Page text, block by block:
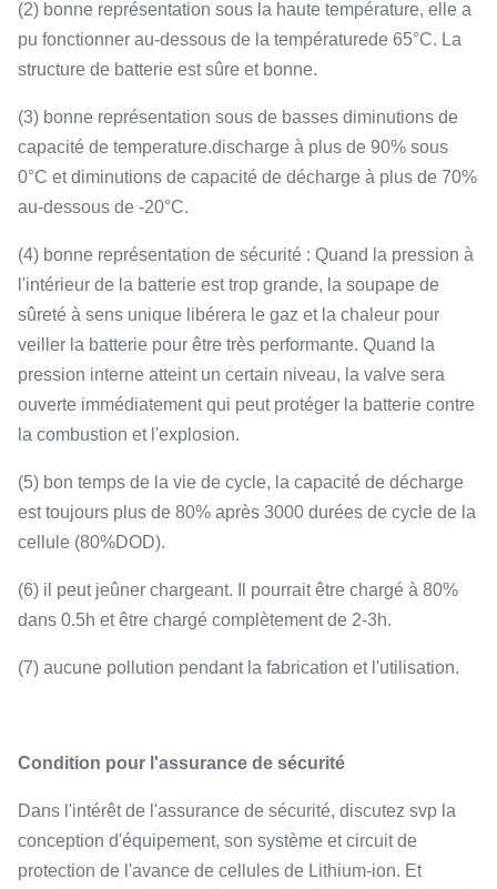
(2) bonne représentation sous la haute température, elle a
pu fonctionner au-dessous de la températurede 65°C. La
structure de batterie est sûre et bonne.
(3) bonne représentation sous de basses diminutions de
capacité de temperature.discharge à plus de 90% sous
0°C etdiminutions de capacité de décharge à plus de 70%
au-dessous de -20°C.
(4) bonne représentation de sécurité : Quand la pression à
l'intérieur de la batterie est trop grande, la soupape de
sûreté à sens unique libérera le gaz et la chaleur pour
veiller la batterie pour être très performante. Quand la
pression interne atteint un certain niveau, la valve sera
ouverte immédiatement qui peut protéger la batterie contre
la combustion et l'explosion.
(5) bon temps de la vie de cycle, la capacité de décharge
est toujours plus de 80% après 3000 durées de cycle de la
cellule (80%DOD).
(6) il peut jeûner chargeant. Il pourrait être chargé à 80%
dans 0.5h et être chargé complètement de 2-3h.
(7) aucune pollution pendant la fabrication et l'utilisation.
Condition pour l'assurance de sécurité
Dans l'intérêt de l'assurance de sécurité, discutez svp la
conception d'équipement, son système et circuit de
protection de l'avance de cellules de Lithium-ion. Et